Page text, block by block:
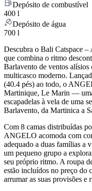
Depósito de combustível
400 l
Depósito de água
700 l
Descubra o Bali Catspace
que combina o ritmo
Barlavento de ventos
multicasco moderno.
(40.4 pés) ao todo, o
Martinique, Le Marin —
escapadelas à vela de uma
Barlavento, da Martinica a
Com 8 camas distribuídas
ANGELO acomoda com
adequado a duas famílias a
um pequeno grupo a
seu próprio ritmo. A roupa
estão incluídos no preço do
arrumar as suas provisões e